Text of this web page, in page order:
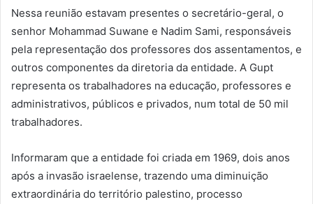
Nessa reunião estavam presentes o secretário-geral, o
senhor Mohammad Suwane e Nadim Sami, responsáveis
pela representação dos professores dos assentamentos, e
outros componentes da diretoria da entidade. A Gupt
representa os trabalhadores na educação, professores e
administrativos, públicos e privados, num total de 50 mil
trabalhadores.
Informaram que a entidade foi criada em 1969, dois anos
após a invasão israelense, trazendo uma diminuição
extraordinária do território palestino, processo